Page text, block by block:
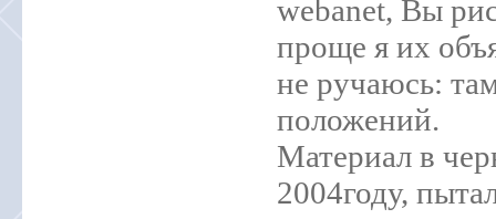
webanet, Вы
проще я их
не ручаюсь:
положений.
Материал в
2004году,